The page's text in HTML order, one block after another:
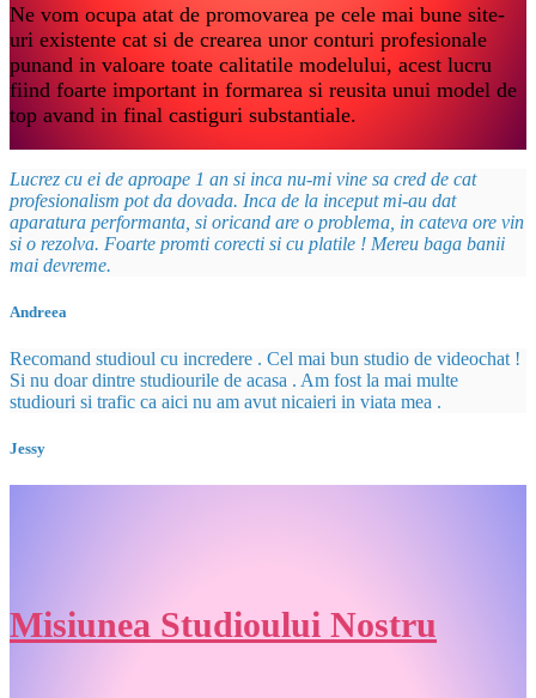
Ne vom ocupa atat de promovarea pe cele mai bune site-
uri existente cat si de crearea unor conturi profesionale
punand in valoare toate calitatile modelului, acest lucru
fiind foarte important in formarea si reusita unui model de
top avand in final castiguri substantiale.
Lucrez cu ei de aproape 1 an si inca nu-mi vine sa cred de cat
profesionalism pot da dovada. Inca de la inceput mi-au dat
aparatura performanta, si oricand are o problema, in cateva ore vin
si o rezolva. Foarte promti corecti si cu platile ! Mereu baga banii
mai devreme.
Andreea
Recomand studioul cu incredere . Cel mai bun studio de videochat !
Si nu doar dintre studiourile de acasa . Am fost la mai multe
studiouri si trafic ca aici nu am avut nicaieri in viata mea .
Jessy
Misiunea Studioului Nostru